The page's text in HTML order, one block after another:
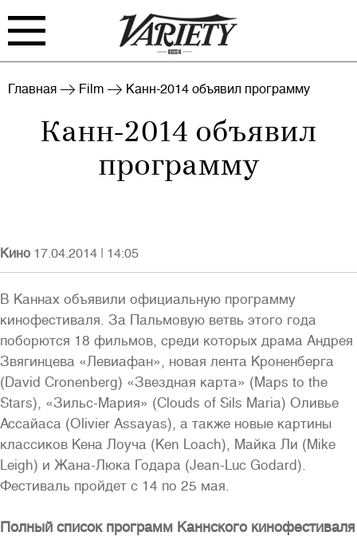
FILM TV
Войти
Полная версия сайта
Главная Film Канн-2014 объявил программу
Канн-2014 объявил
программу
Кино 17.04.2014 | 14:05
В Каннах объявили официальную программу
кинофестиваля. За Пальмовую ветвь этого года
поборются 18 фильмов, среди которых драма Андрея
Звягинцева «Левиафан», новая лента Кроненберга
(David Cronenberg) «Звездная карта» (Maps to the
Stars), «Зильс-Мария» (Clouds of Sils Maria) Оливье
Ассайаса (Olivier Assayas), а также новые картины
классиков Кена Лоуча (Ken Loach), Майка Ли (Mike
Leigh) и Жана-Люка Годара (Jean-Luc Godard).
Фестиваль пройдет с 14 по 25 мая.
Полный список программ Каннского кинофестиваля